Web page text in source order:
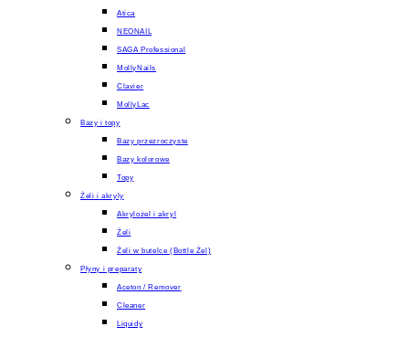
Atica
NEONAIL
SAGA Professional
MollyNails
Clavier
MollyLac
Bazy i topy
Bazy przezroczyste
Bazy kolorowe
Topy
Żeli i akryly
Akrylożel i akryl
Żeli
Żeli w butelce (Bottle Żel)
Płyny i preparaty
Aceton / Remover
Cleaner
Liquidy